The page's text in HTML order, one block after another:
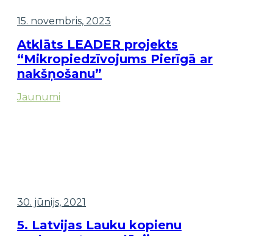
15. novembris, 2023
Atklāts LEADER projekts
“Mikropiedzīvojums Pierīgā ar
nakšņošanu”
Jaunumi
30. jūnijs, 2021
5. Latvijas Lauku kopienu